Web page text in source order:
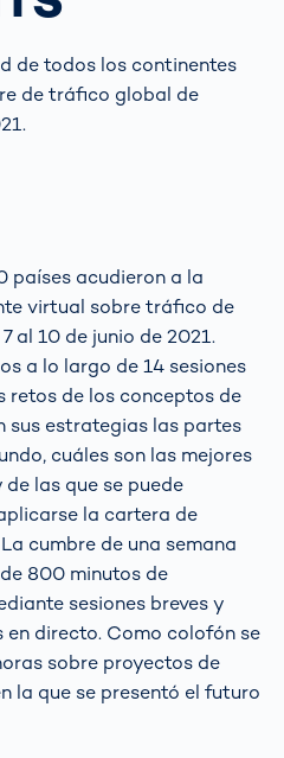
de todos los continentes
de tráfico global de
países acudieron a la
virtual sobre tráfico de
al 10 de junio de 2021.
a lo largo de 14 sesiones
retos de los conceptos de
sus estrategias las partes
cuáles son las mejores
las que se puede
la cartera de
cumbre de una semana
800 minutos de
sesiones breves y
directo. Como colofón se
sobre proyectos de
la que se presentó el futuro